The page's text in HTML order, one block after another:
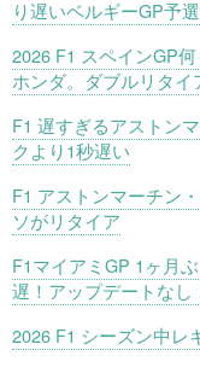
り遅いベルギーGP予
2026 F1 スペインGP
ホンダ。ダブルリタイ
F1 遅すぎるアストン
クより1秒遅い
F1 アストンマーチン
ソがリタイア
F1マイアミGP 1ヶ月
遅！アップデートなし
2026 F1 シーズン中レ